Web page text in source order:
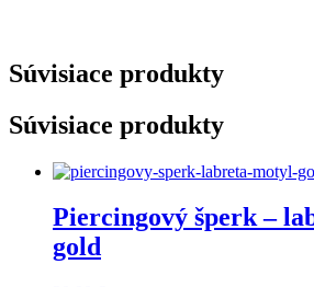
Súvisiace produkty
Súvisiace produkty
Piercingový šperk –
gold